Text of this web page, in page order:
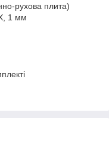
рухова плита)
1 мм